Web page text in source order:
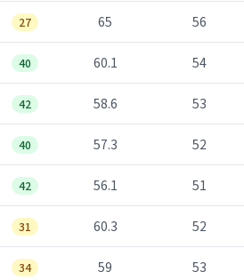
27 65 56
40 60.1 54
42 58.6 53
40 57.3 52
42 56.1 51
31 60.3 52
34 59 53